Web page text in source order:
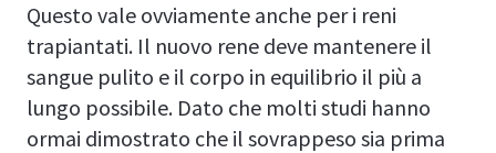
Questo vale ovviamente anche per i reni
trapiantati. Il nuovo rene deve mantenere il
sangue pulito e il corpo in equilibrio il più a
lungo possibile. Dato che molti studi hanno
ormai dimostrato che il sovrappeso sia prima